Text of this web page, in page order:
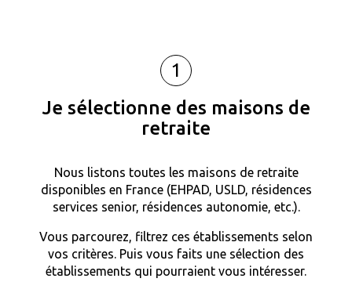
1
Je sélectionne des maisons de
retraite
Nous listons toutes les maisons de retraite
disponibles en France (EHPAD, USLD, résidences
services senior, résidences autonomie, etc.).
Vous parcourez, filtrez ces établissements selon
vos critères. Puis vous faits une sélection des
établissements qui pourraient vous intéresser.